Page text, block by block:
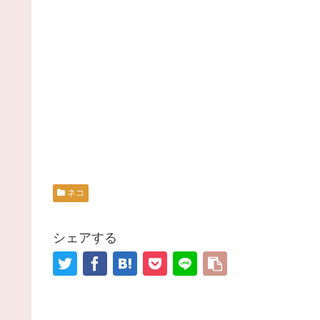
ネコ
シェアする